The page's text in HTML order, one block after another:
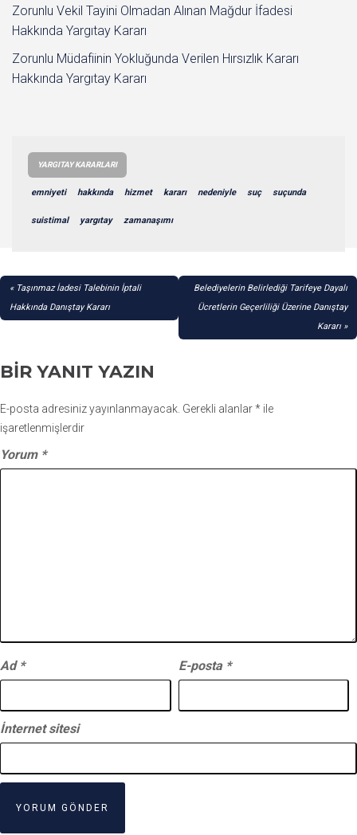
Zorunlu Vekil Tayini Olmadan Alınan Mağdur İfadesi
Hakkında Yargıtay Kararı
Zorunlu Müdafiinin Yokluğunda Verilen Hırsızlık Kararı
Hakkında Yargıtay Kararı
YARGITAY KARARLARI
emniyeti hakkında hizmet kararı nedeniyle suç suçunda
suistimal yargıtay zamanaşımı
YAZI
GEZINMESI
Taşınmaz İadesi Talebinin İptali
Hakkında Danıştay Kararı
Belediyelerin Belirlediği Tarifeye Dayalı
Ücretlerin Geçerliliği Üzerine Danıştay
Kararı
BIR YANIT YAZIN
E-posta adresiniz yayınlanmayacak. Gerekli alanlar* ile
işaretlenmişlerdir
Yorum *
Ad * E-posta *
İnternet sitesi